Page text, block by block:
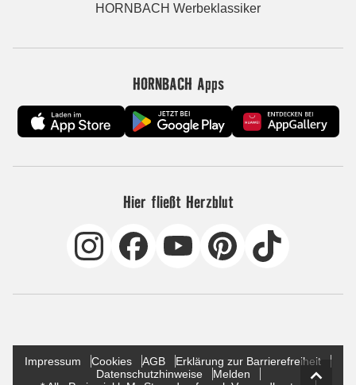
HORNBACH Werbeklassiker
HORNBACH Apps
Hier fließt Herzblut
Impressum Cookies AGB
Erklärung zur Barrierefreiheit
Datenschutzhinweise
Melden